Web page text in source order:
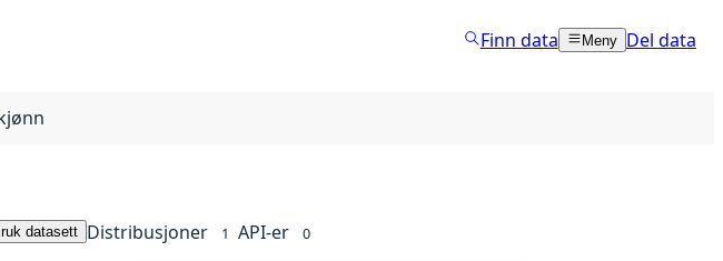
Finn data Meny Del data
datasett Distribusjoner 1 API-er 0